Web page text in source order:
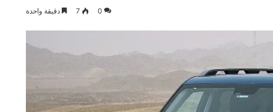
0
7 دقيقة واحدة